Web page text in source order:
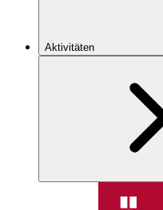
Aktivitäten